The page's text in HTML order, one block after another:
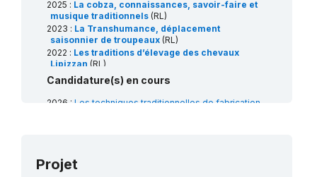
2025 : La cobza, connaissances, savoir-faire et
musique traditionnels (RL)
2023 : La Transhumance, déplacement
saisonnier de troupeaux (RL)
2022 : Les traditions d’élevage des chevaux
Lipizzan (RL)
2022 :L’art de la blouse traditionnelle avec
broderie sur l'épaule (altiţă), élément de
l’identité culturelle en Roumanie et en
Roumanie et en République de Moldova
2015 : Les danses des garçons en Roumanie
Candidature(s) en cours
2026 : Les techniques traditionnelles de fabrication
Projet